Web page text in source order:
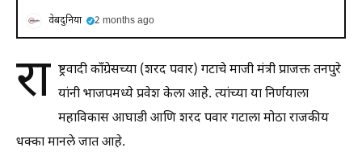
वेबदुनिया 2 months ago
रा ष्ट्रवादी काँग्रेसच्या (शरद पवार) गटाचे माजी मंत्री प्राजक्त तनपुरे
यांनी भाजपमध्ये प्रवेश केला आहे. त्यांच्या या निर्णयाला
महाविकास आघाडी आणि शरद पवार गटाला मोठा राजकीय
धक्का मानले जात आहे.